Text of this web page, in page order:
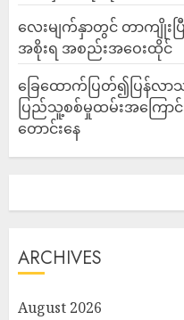
လေးမျက်နှာတွင် တာကျိုး
အစိုးရ အစည်းအဝေးထိုင်
ခြေထောက်ပြတ်၍ပြန်လ
ပြည်သူ့စစ်မှုထမ်းအကြောင်
တောင်းနေ
ARCHIVES
August 2026